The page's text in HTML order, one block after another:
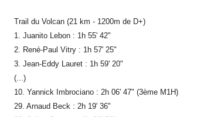
Trail du Volcan (21 km - 1200m de D+)
1. Juanito Lebon : 1h 55' 42"
2. René-Paul Vitry : 1h 57' 25"
3. Jean-Eddy Lauret : 1h 59' 20"
(...)
10. Yannick Imbrociano : 2h 06' 47" (3ème M1H)
29. Arnaud Beck : 2h 19' 36"